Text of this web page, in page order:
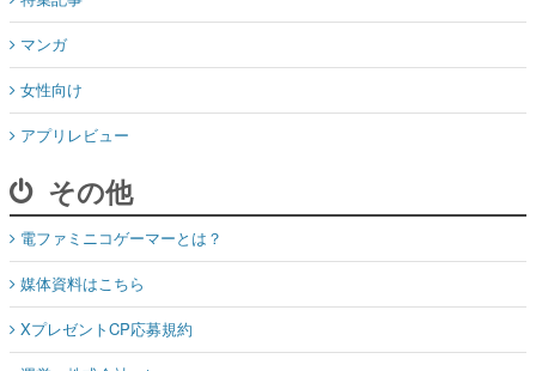
マンガ
女性向け
アプリレビュー
その他
電ファミニコゲーマーとは？
媒体資料はこちら
XプレゼントCP応募規約